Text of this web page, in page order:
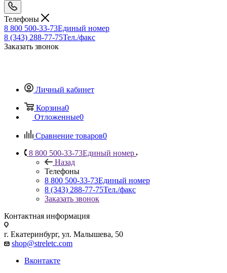
Телефоны
8 800 500-33-73Единый номер
8 (343) 288-77-75Тел./факс
Заказать звонок
Личный кабинет
Корзина0
Отложенные0
Сравнение товаров0
8 800 500-33-73Единый номер
Назад
Телефоны
8 800 500-33-73Единый номер
8 (343) 288-77-75Тел./факс
Заказать звонок
Контактная информация
г. Екатеринбург, ул. Малышева, 50
shop@streletc.com
Вконтакте